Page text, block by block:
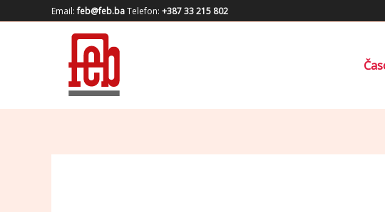
to
Email:feb@feb.baTelefon: +387 33 215 802